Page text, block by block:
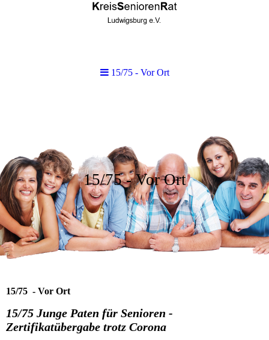
15/75 - Vor Ort
15/75 - Vor Ort
15/75 Junge Paten für Senioren -
Zertifikatübergabe trotz Corona
15/75 - Vor Ort